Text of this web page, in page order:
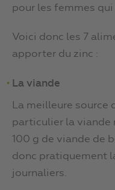
pour les femmes
Voici donc les 7
apporter du zinc :
La viande
La meilleure source
particulier la viande
100 g de viande de
donc pratiquement
journaliers.